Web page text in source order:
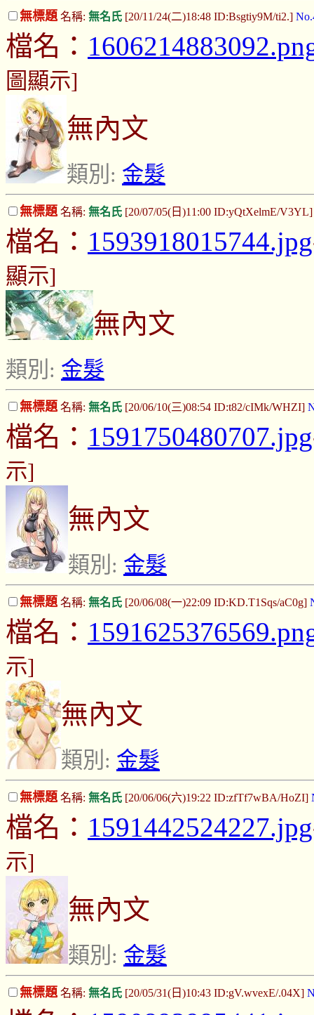
無標題 名稱: 無名氏 [20/11/24(二)18:48 ID:Bsgtiy9M/ti2.]
檔名：
圖顯示]
無內文
類別: 金髮
無標題 名稱: 無名氏 [20/07/05(日)11:00 ID:yQtXelmE/
檔名： 1593918015744.jpg
顯示]
無內文
類別: 金髮
無標題 名稱: 無名氏 [20/06/10(三)08:54 ID:t82/cIMk/WHZI]
檔名： 1591750480707.jpg
示]
無內文
類別: 金髮
無標題 名稱: 無名氏 [20/06/08(一)22:09 ID:KD.T1Sqs/aC0g]
檔名：
示]
無內文
類別: 金髮
無標題 名稱: 無名氏 [20/06/06(六)19:22 ID:zfTf7wBA/HoZI]
檔名： 1591442524227.jpg
示]
無內文
類別: 金髮
無標題 名稱: 無名氏 [20/05/31(日)10:43 ID:gV.wvexE/.04X]